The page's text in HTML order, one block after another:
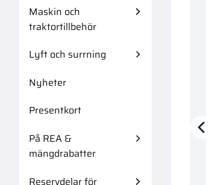
Maskin och
traktortillbehör
Lyft och surrning
Nyheter
Presentkort
På REA &
mängdrabatter
Reservdelar för